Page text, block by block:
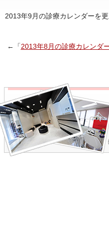
2013年9月の診療カレンダーを更
←「2013年8月の診療カレンダ